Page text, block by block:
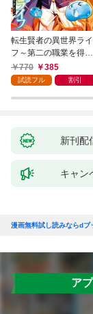
転生賢者の異世界ライ
フ～第二の職業を得
て、世界最強になりま
した～ 1巻
770 385
試読フル 割引
新刊配
キャン
漫画無料試し読みならdブ
ア